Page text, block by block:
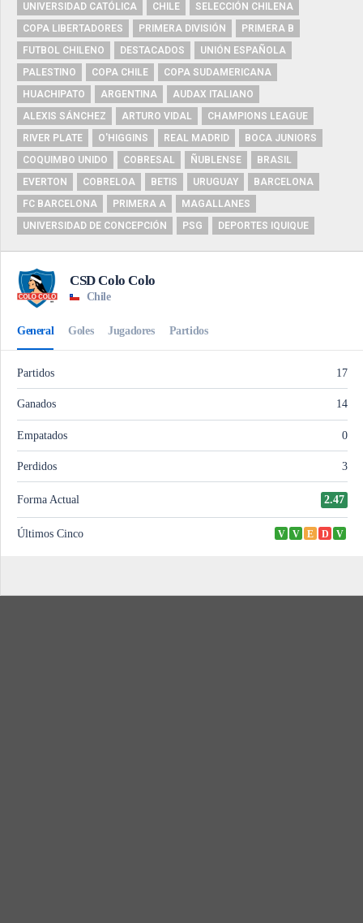
UNIVERSIDAD CATÓLICA
CHILE
SELECCIÓN CHILENA
COPA LIBERTADORES
PRIMERA DIVISIÓN
PRIMERA B
FUTBOL CHILENO
DESTACADOS
UNIÓN ESPAÑOLA
PALESTINO
COPA CHILE
COPA SUDAMERICANA
HUACHIPATO
ARGENTINA
AUDAX ITALIANO
ALEXIS SÁNCHEZ
ARTURO VIDAL
CHAMPIONS LEAGUE
RIVER PLATE
O'HIGGINS REAL MADRID
BOCA JUNIORS
COQUIMBO UNIDO
COBRESAL ÑUBLENSE
BRASIL
EVERTON
COBRELOA BETIS URUGUAY
BARCELONA
FC BARCELONA
PRIMERA A
MAGALLANES
UNIVERSIDAD DE CONCEPCIÓN
PSG DEPORTES IQUIQUE